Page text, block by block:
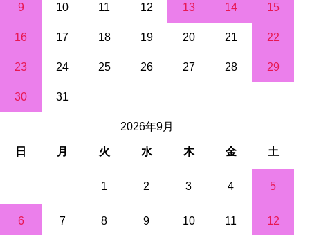
9 10 11 12 13 14 15
16 17 18 19 20 21 22
23 24 25 26 27 28 29
30 31
2026年9月
日 月 火 水 木 金 土
1 2 3 4 5
6 7 8 9 10 11 12